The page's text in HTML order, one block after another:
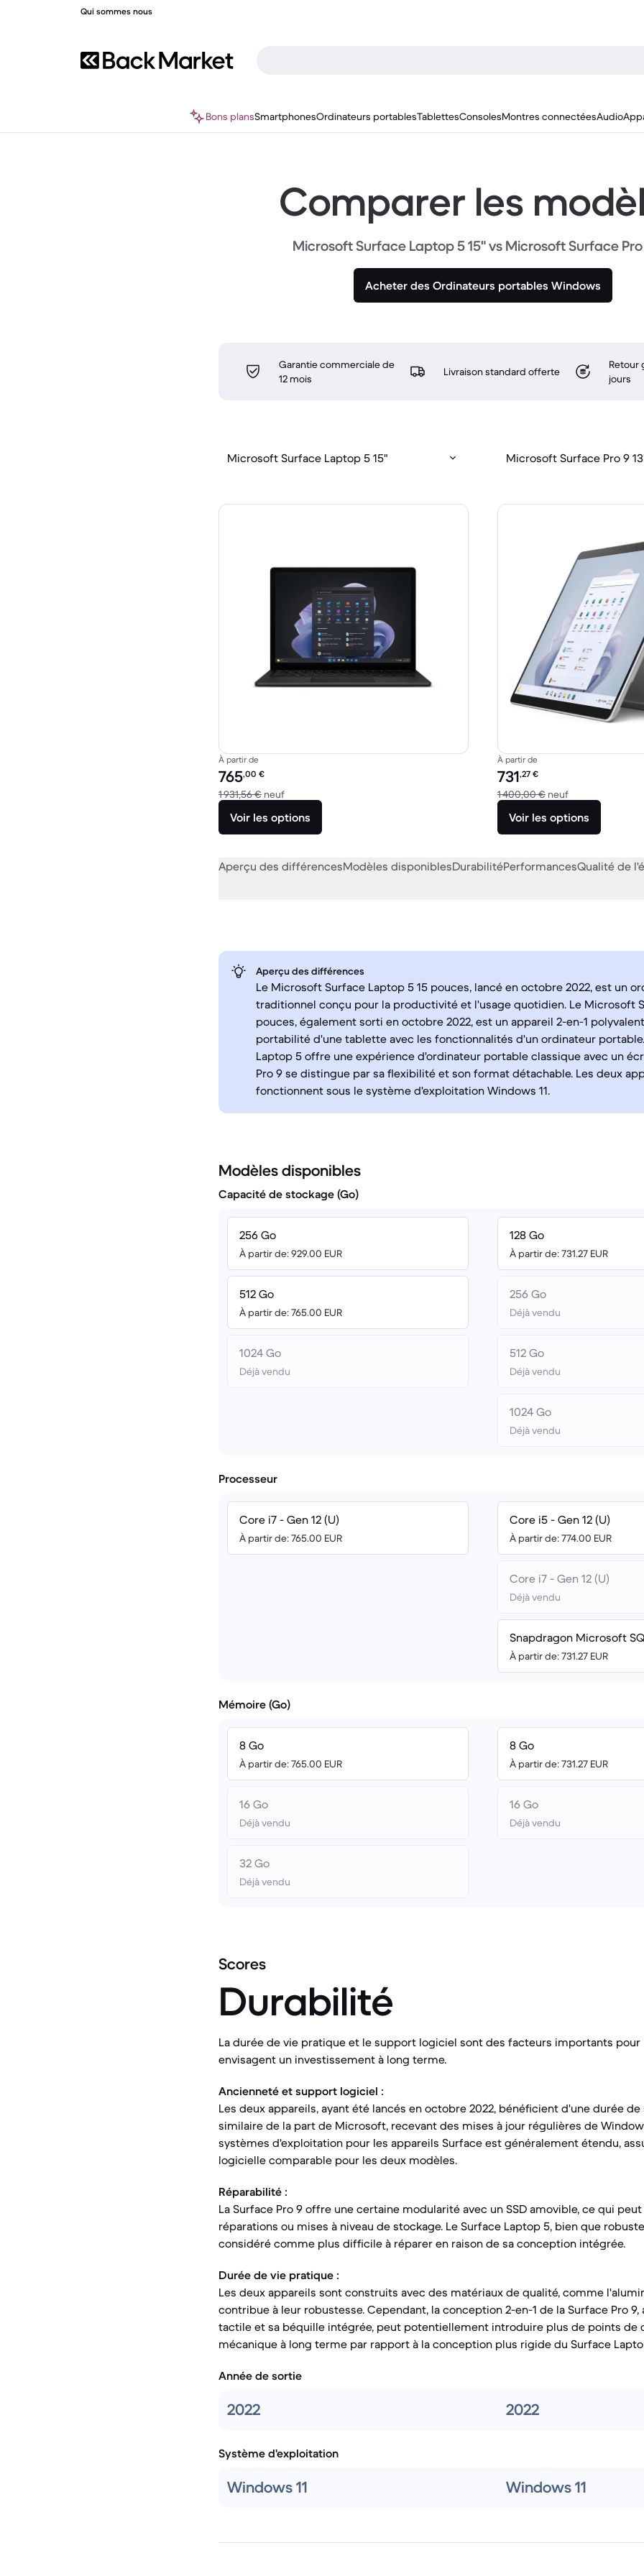
Qui sommes nous
Bons plansSmartphonesOrdinateurs portablesTablettesConsolesMontres connectéesAudio
Comparer les
Microsoft Surface Laptop 5 15" vs Microsoft Surface Pro
Acheter des Ordinateurs portables Windows
Garantie commerciale de
12 mois
Livraison standard offerte
Retour
jours
Microsoft Surface Laptop 5 15" Microsoft Surface Pro 9
À partir de
Prix reconditionné :
765,00 €
1 931,56 € neufcontre 1 931,56 € neuf
Voir les options
À partir de
Prix reconditionné :
731,27 €
1 400,00 € neufcontre 1 400,00
Voir les options
Aperçu des différencesModèles disponiblesDurabilitéPerformancesQualité de
Aperçu des différences
Le Microsoft Surface Laptop 5 15 pouces, lancé en octobre 2022, est un
traditionnel conçu pour la productivité et l'usage quotidien. Le Microsoft
pouces, également sorti en octobre 2022, est un appareil 2-en-1
portabilité d'une tablette avec les fonctionnalités d'un ordinateur
Laptop 5 offre une expérience d'ordinateur portable classique avec un
Pro 9 se distingue par sa flexibilité et son format détachable. Les deux
fonctionnent sous le système d'exploitation Windows 11.
Modèles disponibles
Capacité de stockage (Go)
256 Go
À partir de: 929.00 EUR
512 Go
À partir de: 765.00 EUR
1024 Go
Déjà vendu
128 Go
À partir de: 731.27 EUR
256 Go
Déjà vendu
512 Go
Déjà vendu
1024 Go
Déjà vendu
Processeur
Core i7 - Gen 12 (U)
À partir de: 765.00 EUR
Core i5 - Gen 12 (U)
À partir de: 774.00 EUR
Core i7 - Gen 12 (U)
Déjà vendu
Snapdragon Microsoft
À partir de: 731.27 EUR
Mémoire (Go)
8 Go
À partir de: 765.00 EUR
16 Go
Déjà vendu
32 Go
Déjà vendu
8 Go
À partir de: 731.27 EUR
16 Go
Déjà vendu
Scores
Durabilité
La durée de vie pratique et le support logiciel sont des facteurs importants
envisagent un investissement à long terme.
Ancienneté et support logiciel :
Les deux appareils, ayant été lancés en octobre 2022, bénéficient d'une durée
similaire de la part de Microsoft, recevant des mises à jour régulières de
systèmes d'exploitation pour les appareils Surface est généralement étendu,
logicielle comparable pour les deux modèles.
Réparabilité :
La Surface Pro 9 offre une certaine modularité avec un SSD amovible, ce qui
réparations ou mises à niveau de stockage. Le Surface Laptop 5, bien que
considéré comme plus difficile à réparer en raison de sa conception intégrée.
Durée de vie pratique :
Les deux appareils sont construits avec des matériaux de qualité, comme
contribue à leur robustesse. Cependant, la conception 2-en-1 de la Surface Pro 9,
tactile et sa béquille intégrée, peut potentiellement introduire plus de points de
mécanique à long terme par rapport à la conception plus rigide du Surface
Année de sortie
2022 2022
Système d'exploitation
Windows 11 Windows 11